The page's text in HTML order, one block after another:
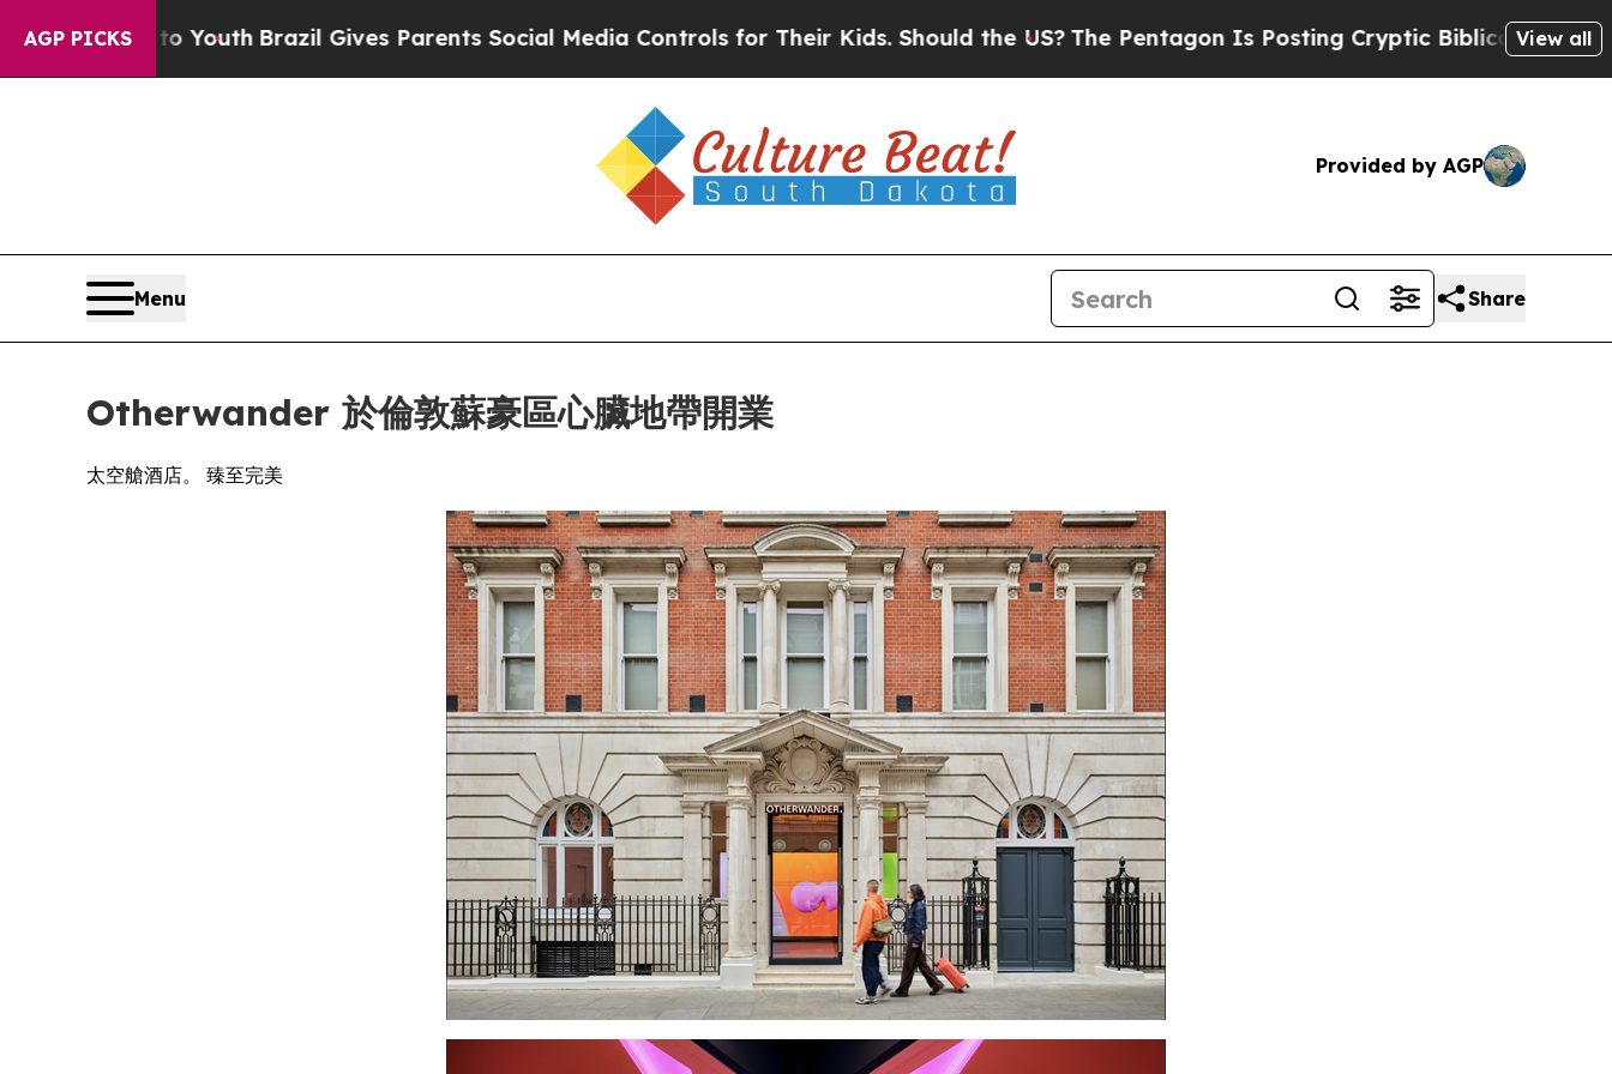
AGP PICKS
YouthBrazil Gives Parents Social Media Controls for Their Kids. Should the US?The Pentagon Is Posting Cryptic Biblical Messages on Social
View all
Provided by AGP
Menu Share
Otherwander 於倫敦蘇豪區心臟地帶開業
太空艙酒店。 臻至完美